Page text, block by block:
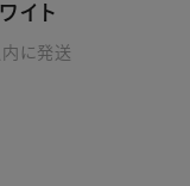
イト
内に発送